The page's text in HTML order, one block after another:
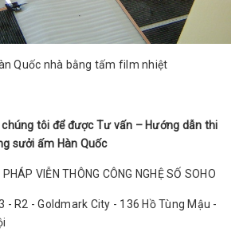
Quốc nhà bằng tấm film nhiệt
chúng tôi để được Tư vấn – Hướng dẫn thi
sưởi ấm Hàn Quốc
VIỄN THÔNG CÔNG NGHỆ SỐ SOHO
- R2 - Goldmark City - 136 Hồ Tùng Mậu -